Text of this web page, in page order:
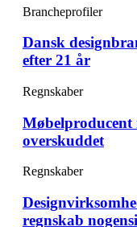
Brancheprofiler
Dansk
efter 21 år
Regnskaber
Møbelproducent
overskuddet
Regnskaber
regnskab